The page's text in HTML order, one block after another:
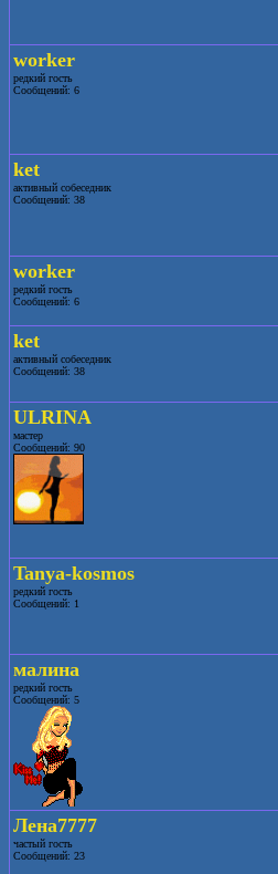
worker
редкий гость
Сообщений: 6
ket
активный собеседник
Сообщений: 38
worker
редкий гость
Сообщений: 6
ket
активный собеседник
Сообщений: 38
ULRINA
мастер
Сообщений: 90
Tanya-kosmos
редкий гость
Сообщений: 1
малина
редкий гость
Сообщений: 5
Лена7777
частый гость
Сообщений: 23